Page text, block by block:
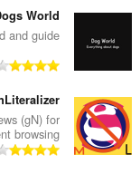
World
and guide
(gN) for
browsing